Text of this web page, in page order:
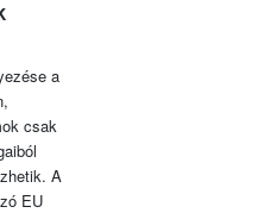
a
csak
A
EU